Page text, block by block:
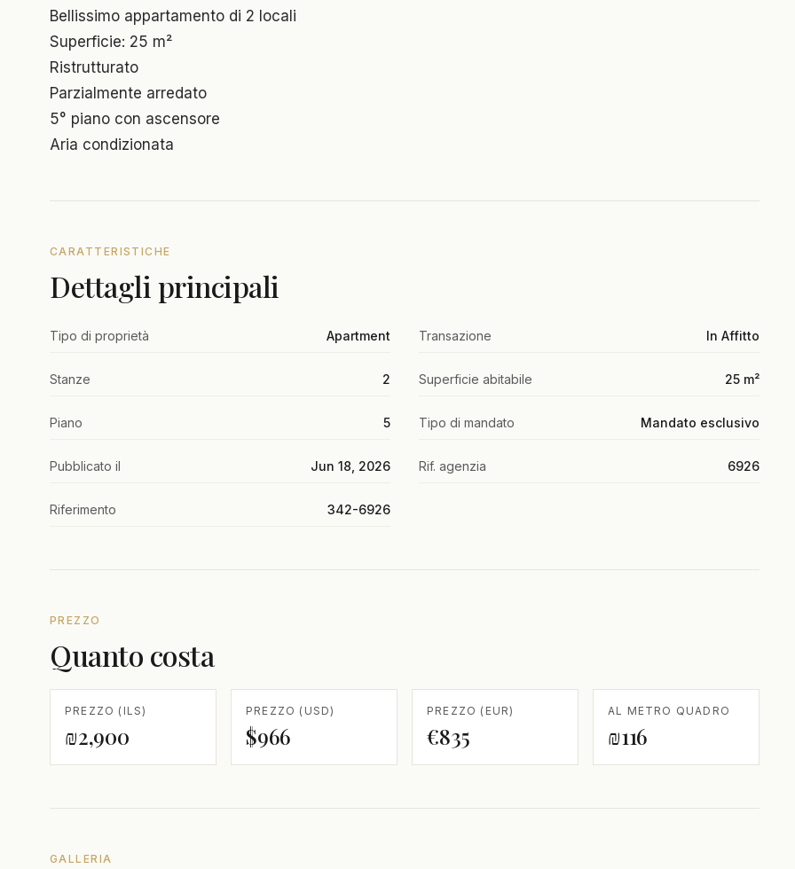
Bellissimo appartamento di 2 locali
Superficie: 25 m²
Ristrutturato
Parzialmente arredato
5° piano con ascensore
Aria condizionata
CARATTERISTICHE
Dettagli principali
Tipo di proprietà Apartment Transazione In Affitto
Stanze 2 Superficie abitabile 25 m²
Piano 5 Tipo di mandato Mandato esclusivo
Pubblicato il Jun 18, 2026 Rif. agenzia 6926
Riferimento 342-6926
PREZZO
Quanto costa
PREZZO (ILS)
₪2,900
PREZZO (USD)
$966
PREZZO (EUR)
€835
AL METRO QUADRO
₪116
GALLERIA